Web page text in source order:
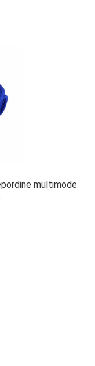
multimode